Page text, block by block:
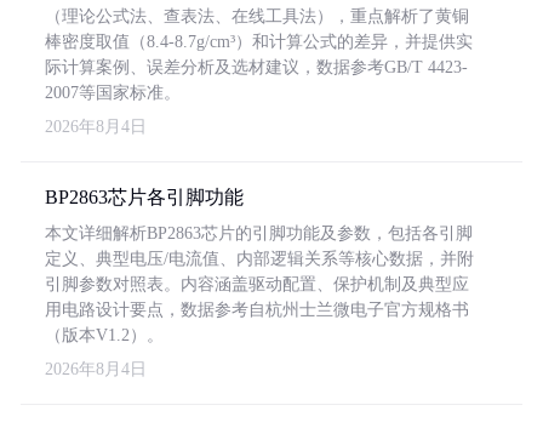
（理论公式法、查表法、在线工具法），重点解析了黄铜
棒密度取值（8.4-8.7g/cm³）和计算公式的差异，并提供实
际计算案例、误差分析及选材建议，数据参考GB/T 4423-
2007等国家标准。
2026年8月4日
BP2863芯片各引脚功能
本文详细解析BP2863芯片的引脚功能及参数，包括各引脚
定义、典型电压/电流值、内部逻辑关系等核心数据，并附
引脚参数对照表。内容涵盖驱动配置、保护机制及典型应
用电路设计要点，数据参考自杭州士兰微电子官方规格书
（版本V1.2）。
2026年8月4日